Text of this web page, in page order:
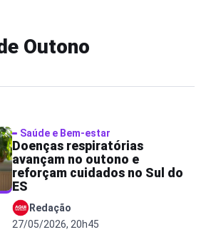
Outono
Saúde e Bem-estar
Doenças respiratórias
avançam no outono e
reforçam cuidados no Sul do
ES
Redação
27/05/2026, 20h45